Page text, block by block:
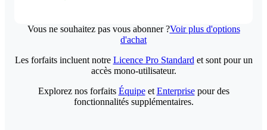
Vous ne souhaitez pas vous abonner ?Voir plus d'options
d'achat
Les forfaits incluent notre Licence Pro Standard et sont pour un
accès mono-utilisateur.
Explorez nos forfaits Équipeet Enterprisepour des
fonctionnalités supplémentaires.